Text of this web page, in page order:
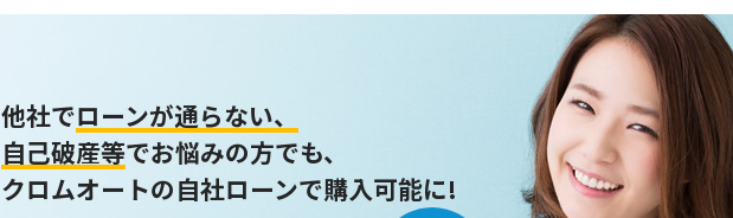
他社でローンが通らない、
自己破産等でお悩みの方でも、
クロムオートの自社ローンで購入可能に!